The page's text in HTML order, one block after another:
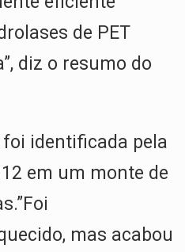
de PET
diz o resumo do
identificada pela
em um monte de
mas acabou